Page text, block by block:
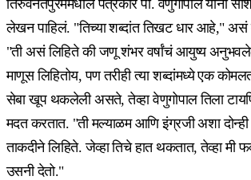
तिरुवनंतपुरममधील पत्रकार पी. वेणुगोपाल यांनी
लेखन पाहिलं. "तिच्या शब्दांत तिखट धार आहे," असं
"ती असं लिहिते की जणू शंभर वर्षांचं आयुष्य
माणूस लिहितोय, पण तरीही त्या शब्दांमध्ये एक
सेबा खूप थकलेली असते, तेव्हा वेणुगोपाल तिला
मदत करतात. "ती मल्याळम आणि इंग्रजी अशा दोन्ही
ताकदीने लिहिते. जेव्हा तिचे हात थकतात, तेव्हा मी
उसनी देतो."